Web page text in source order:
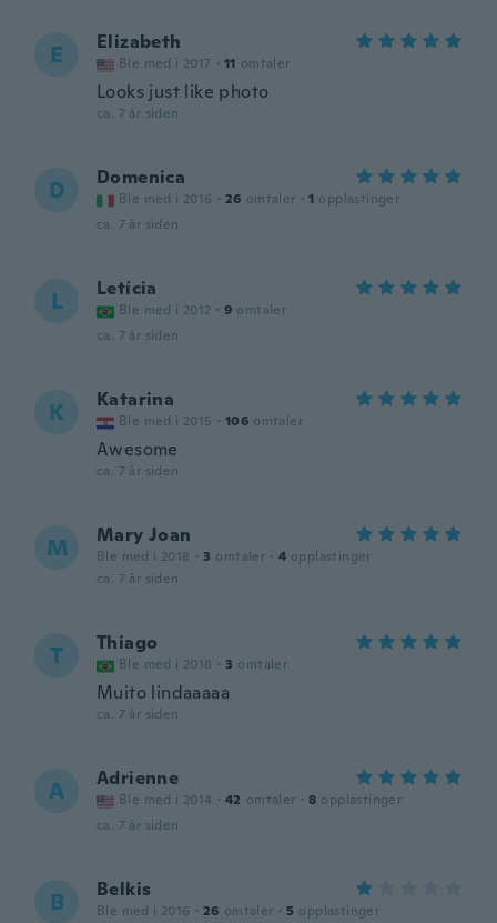
E Elizabeth
Ble med i 2017 · 11 omtaler
Looks just like photo
ca. 7 år siden
D Domenica
Ble med i 2016 · 26 omtaler · 1 opplastinger
ca. 7 år siden
L Letícia
Ble med i 2012 · 9 omtaler
ca. 7 år siden
K Katarina
Ble med i 2015 · 106 omtaler
Awesome
ca. 7 år siden
M Mary Joan
Ble med i 2018 · 3 omtaler · 4 opplastinger
ca. 7 år siden
T Thiago
Ble med i 2018 · 3 omtaler
Muito lindaaaaa
ca. 7 år siden
A Adrienne
Ble med i 2014 · 42 omtaler · 8 opplastinger
ca. 7 år siden
B Belkis
Ble med i 2016 · 26 omtaler · 5 opplastinger